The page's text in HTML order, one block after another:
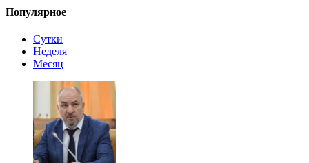
Популярное
Сутки
Неделя
Месяц